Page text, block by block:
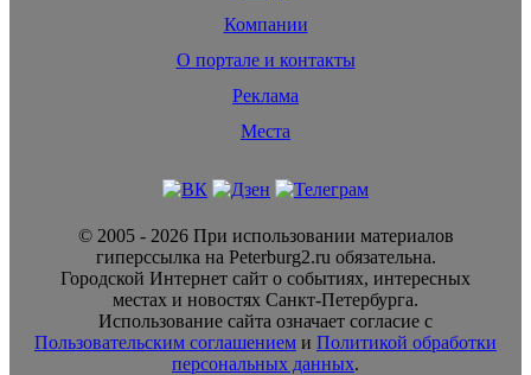
Компании
О портале и контакты
Реклама
Места
© 2005 - 2026 При использовании материалов
гиперссылка на Peterburg2.ru обязательна.
Городской Интернет сайт о событиях, интересных
местах и новостях Санкт-Петербурга.
Использование сайта означает согласие с
Пользовательским соглашением и Политикой обработки
персональных данных.